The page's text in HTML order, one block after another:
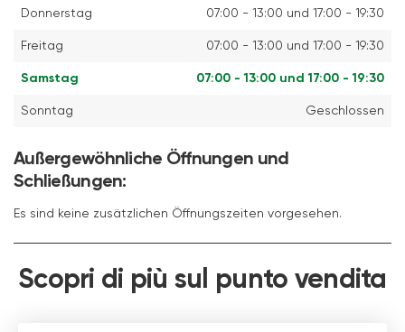
Donnerstag 07:00 - 13:00 und 17:00 - 19:30
Freitag 07:00 - 13:00 und 17:00 - 19:30
Samstag 07:00 - 13:00 und 17:00 - 19:30
Sonntag Geschlossen
Außergewöhnliche Öffnungen und
Schließungen:
Es sind keine zusätzlichen Öffnungszeiten vorgesehen.
Scopri di più sul punto vendita